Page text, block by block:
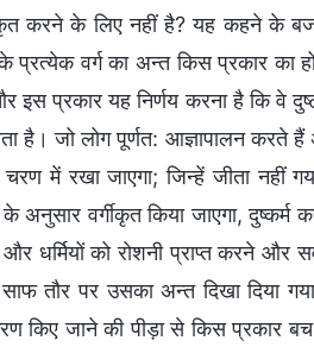
करने के लिए नहीं है? यह कहने के
प्रत्येक वर्ग का अन्त किस प्रकार का
इस प्रकार यह निर्णय करना है कि वे
है। जो लोग पूर्णत: आज्ञापालन करते हैं
में रखा जाएगा; जिन्हें जीता नहीं
वर्गीकृत किया जाएगा, दुष्कर्म
धर्मियों को रोशनी प्राप्त करने और
तौर पर उसका अन्त दिखा दिया
किए जाने की पीड़ा से किस प्रकार